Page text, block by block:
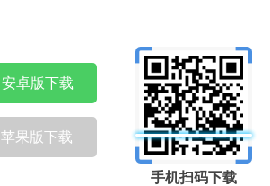
安卓版下载
苹果版下载
手机扫码下载